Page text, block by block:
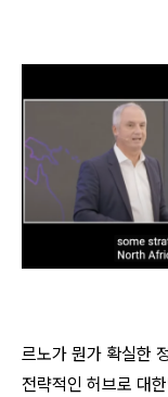
르노가 뭔가 확실한
전략적인 허브로 대